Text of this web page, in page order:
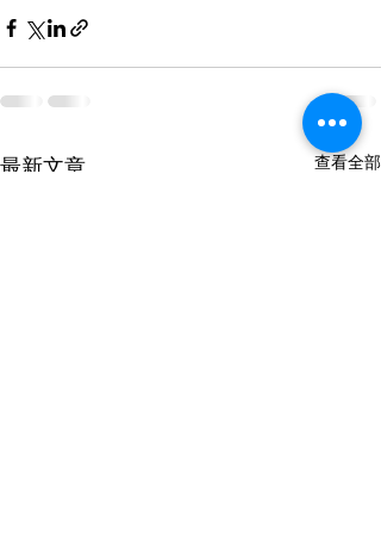
最新文章 查看全部